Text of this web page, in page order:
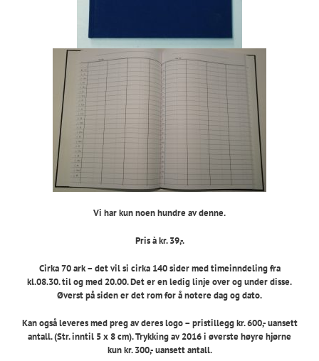
Vi har kun noen hundre av denne.
Pris à kr. 39,-.
Cirka 70 ark – det vil si cirka 140 sider med timeinndeling fra
kl.08.30. til og med 20.00. Det er en ledig linje over og under disse.
Øverst på siden er det rom for å notere dag og dato.
Kan også leveres med preg av deres logo – pristillegg kr. 600,- uansett
antall. (Str. inntil 5 x 8 cm). Trykking av 2016 i øverste høyre hjørne
kun kr. 300,- uansett antall.